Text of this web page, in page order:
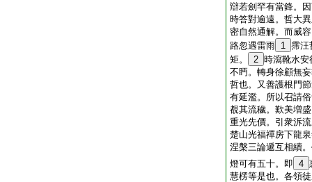
辯若劍罕有當鋒。
時答對逾遠。哲大
密自然通解。而威
路忽遇雷雨 1 霈汪
矩。
2 時瀉靴水安
不眄。轉身徐顧無
哲也。又善護根門
有延濫。所以召請
覩其流穢。歎美増
重光先價。引衆泝
楚山光福禪房下龍
涅槃三論遞互相續
燈可有五十。即 4
慧楞等是也。各領